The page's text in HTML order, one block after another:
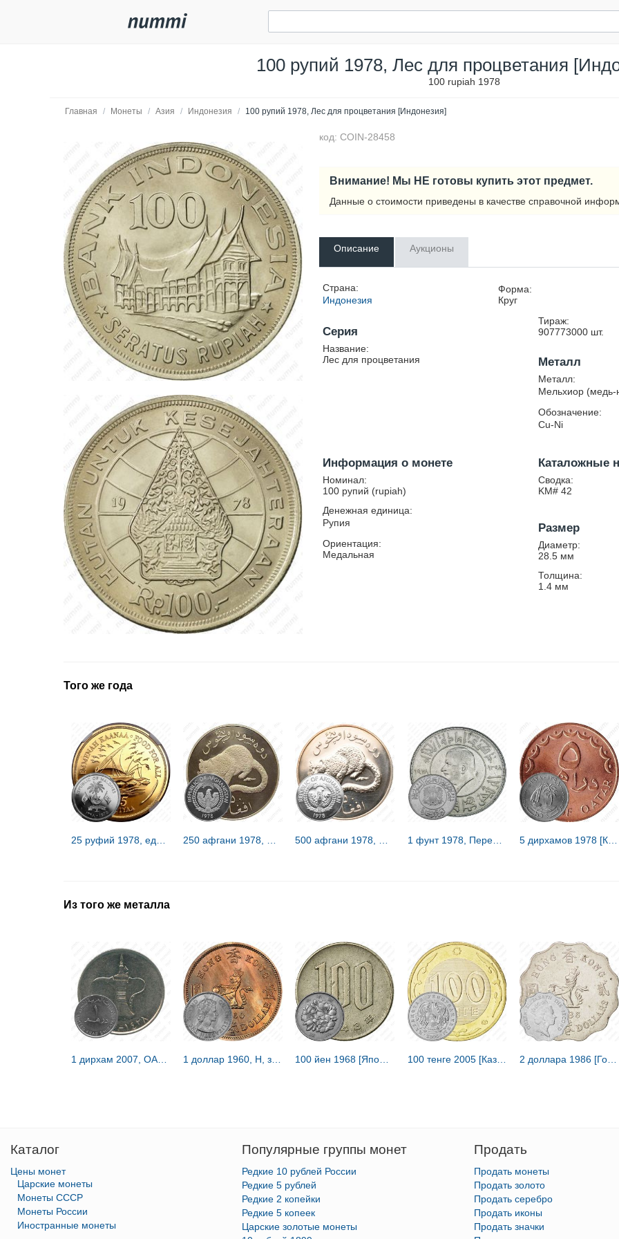
100 рупий 1978, Лес для процветания
100 rupiah 1978
Главная / Монеты / Азия / Индонезия / 100 рупий 1978, Лес для процветания [Индонезия]
код: COIN-28458
Внимание! Мы НЕ готовы купить этот предмет.
Данные о стоимости приведены в качестве справочной
Описание Аукционы
Страна:
Индонезия
Форма:
Круг
Тираж:
907773000 шт.
Серия
Название:
Лес для процветания
Металл
Металл:
Мельхиор (медь-
Обозначение:
Cu-Ni
Информация о монете
Номинал:
100 рупий (rupiah)
Денежная единица:
Рупия
Ориентация:
Медальная
Каталожные
Сводка:
KM# 42
Размер
Диаметр:
28.5 мм
Толщина:
1.4 мм
Того же года
1 фунт 1978, Перевыборы президента [Сирия] 5 дирхамов 1978 [Катар]
Из того же металла
100 тенге 2005 [Казахстан] 2 доллара 1986 [Гонконг]
Каталог
Цены монет
Царские монеты
Монеты СССР
Монеты России
Иностранные монеты
Популярные группы монет
Редкие 10 рублей России
Редкие 5 рублей
Редкие 2 копейки
Редкие 5 копеек
Царские золотые монеты
Продать
Продать монеты
Продать золото
Продать серебро
Продать иконы
Продать значки